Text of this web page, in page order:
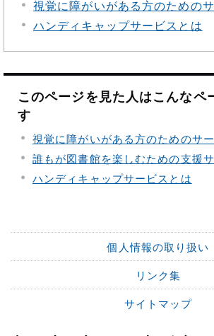
視覚に障がいがある方のための
ハンディキャップサービスとは
このページを見た人はこんなペ
す
視覚に障がいがある方のためのサ
誰もが図書館を楽しむための支援
ハンディキャップサービスとは
個人情報の取り扱い
リンク集
サイトマップ